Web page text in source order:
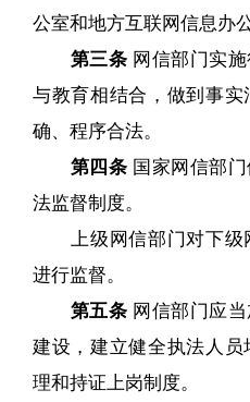
公室和地方互联网信息办公
第三条网信部门实施
与教育相结合，做到事
确、程序合法。
第四条国家网信部门
法监督制度。
上级网信部门对下级
进行监督。
第五条网信部门应当
建设，建立健全执法人
理和持证上岗制度。